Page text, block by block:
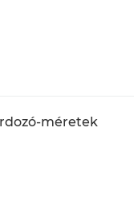
méretek